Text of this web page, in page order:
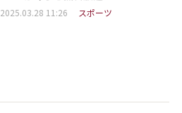
2025.03.28 11:26 スポーツ